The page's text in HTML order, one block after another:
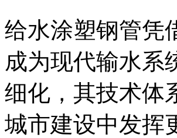
给水涂塑钢管凭
成为现代输水系
细化，其技术体
城市建设中发挥